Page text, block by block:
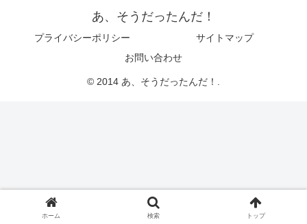
あ、そうだったんだ！
プライバシーポリシー
サイトマップ
お問い合わせ
© 2014 あ、そうだったんだ！.
ホーム 検索 トップ